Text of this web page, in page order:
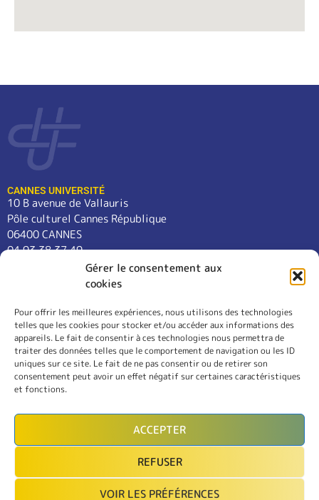
Gérer le consentement aux
cookies
Pour offrir les meilleures expériences, nous utilisons des technologies
telles que les cookies pour stocker et/ou accéder aux informations des
appareils. Le fait de consentir à ces technologies nous permettra de
traiter des données telles que le comportement de navigation ou les ID
uniques sur ce site. Le fait de ne pas consentir ou de retirer son
consentement peut avoir un effet négatif sur certaines caractéristiques
et fonctions.
ACCEPTER
REFUSER
VOIR LES PRÉFÉRENCES
CANNES UNIVERSITÉ
10 B avenue de Vallauris
Pôle culturel Cannes République
06400 CANNES
04 93 38 37 49
contact@cannes-universite.fr
COURS
LANGUES
CONFÉRENCES
SORTIES
L’ASSOCIATION